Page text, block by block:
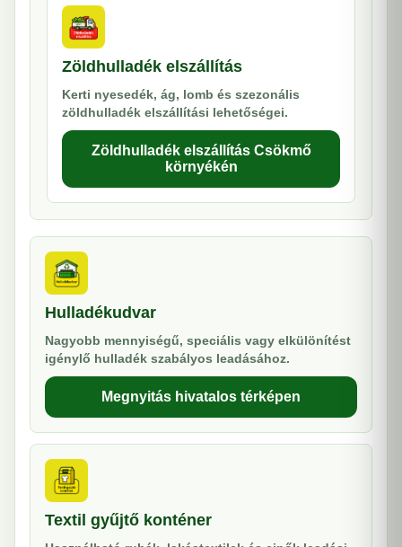
Zöldhulladék elszállítás
Kerti nyesedék, ág, lomb és szezonális
zöldhulladék elszállítási lehetőségei.
Zöldhulladék elszállítás Csökmő
környékén
Hulladékudvar
Nagyobb mennyiségű, speciális vagy elkülönítést
igénylő hulladék szabályos leadásához.
Megnyitás hivatalos térképen
Textil gyűjtő konténer